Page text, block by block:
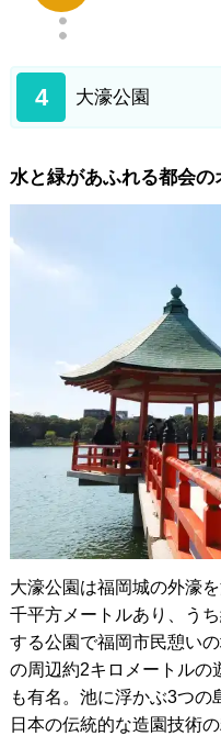
4 大濠公園
水と緑があふれる都会の
大濠公園は福岡城の外濠
千平方メートルあり、う
する公園で福岡市民憩い
の周辺約2キロメートルの
も有名。池に浮かぶ3つの
日本の伝統的な造園技術